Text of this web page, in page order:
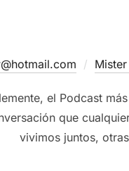
el Podcast
que
vivimos juntos,